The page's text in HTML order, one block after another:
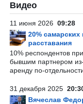
Видео
11 июня 2026 09:28
20%
расставания
10% респондентов
бывшим партнером из-
аренду по-
31 декабря 2025
Вячеслав